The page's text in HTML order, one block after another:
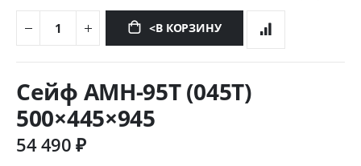
<В КОРЗИНУ
началу
изображений
Сейф AMH-95T (045T)
500×445×945
54 490 ₽